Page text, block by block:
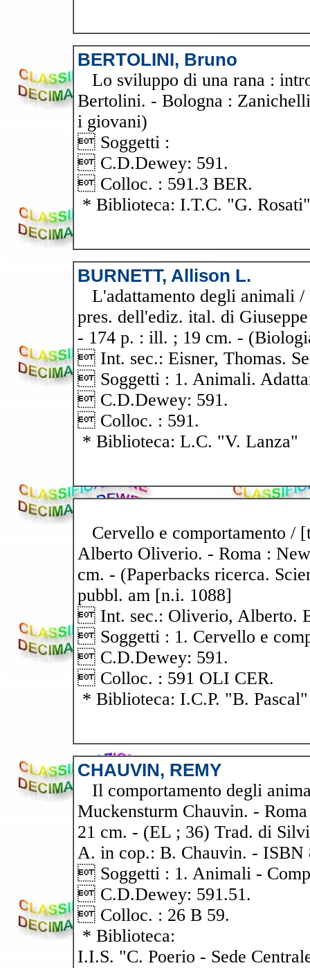
BERTOLINI, Bruno
Lo sviluppo di una rana :
Bertolini. - Bologna :
i giovani)
 Soggetti :
 C.D.Dewey: 591.
 Colloc. : 591.3 BER.
* Biblioteca: I.T.C. "G. Rosati"
BURNETT, Allison L.
L'adattamento degli animali
pres. dell'ediz. ital. di
- 174 p. : ill. ; 19 cm. -
 Int. sec.: Eisner, Thomas.
 Soggetti : 1. Animali.
 C.D.Dewey: 591.
 Colloc. : 591.
* Biblioteca: L.C. "V. Lanza"
Cervello e comportamento /
Alberto Oliverio. - Roma :
cm. - (Paperbacks ricerca.
pubbl. am [n.i. 1088]
 Int. sec.: Oliverio, Alberto.
 Soggetti : 1. Cervello e
 C.D.Dewey: 591.
 Colloc. : 591 OLI CER.
* Biblioteca: I.C.P. "B. Pascal"
CHAUVIN, REMY
Il comportamento degli
Muckensturm Chauvin. -
21 cm. - (EL ; 36) Trad. di
A. in cop.: B. Chauvin. -
 Soggetti : 1. Animali -
 C.D.Dewey: 591.51.
 Colloc. : 26 B 59.
* Biblioteca:
I.I.S. "C. Poerio - Sede